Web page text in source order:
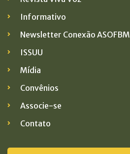
Informativo
Newsletter Conexão ASOFBM
ISSUU
Mídia
Convênios
Associe-se
Contato